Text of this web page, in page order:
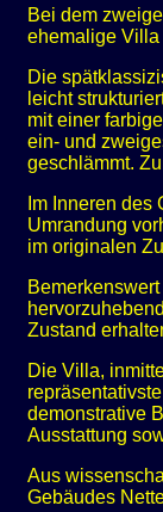
Bei dem
ehemalige Villa
Die
leicht
mit einer
ein- und
geschlämmt.
Im Inneren
Umrandung
im originalen
Zustand
Die Villa,
demonstrative
Ausstattung
Aus
Gebäudes